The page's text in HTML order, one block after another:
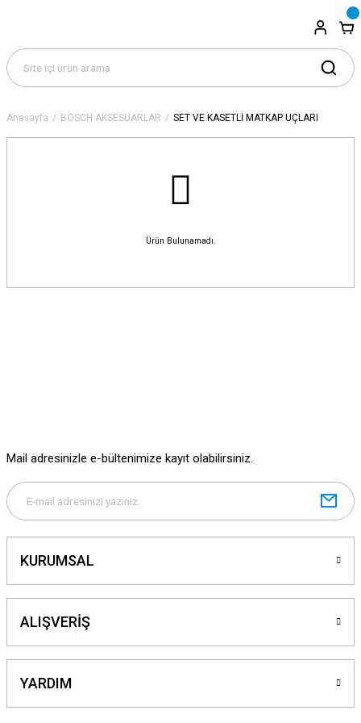
Anasayfa BOSCH AKSESUARLAR SET VE KASETLİ MATKAP UÇLARI
Ürün Bulunamadı.
Mail adresinizle e-bültenimize kayıt olabilirsiniz.
KURUMSAL
ALIŞVERİŞ
YARDIM